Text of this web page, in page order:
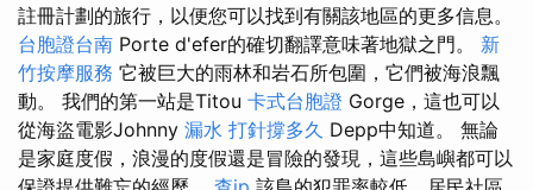
註冊計劃的旅行，以便您可以找到有關該地區的更多信息。
台胞證台南 Porte d'efer的確切翻譯意味著地獄之門。 新
竹按摩服務 它被巨大的雨林和岩石所包圍，它們被海浪飄
動。 我們的第一站是Titou 卡式台胞證 Gorge，這也可以
從海盜電影Johnny 漏水 打針撐多久 Depp中知道。 無論
是家庭度假，浪漫的度假還是冒險的發現，這些島嶼都可以